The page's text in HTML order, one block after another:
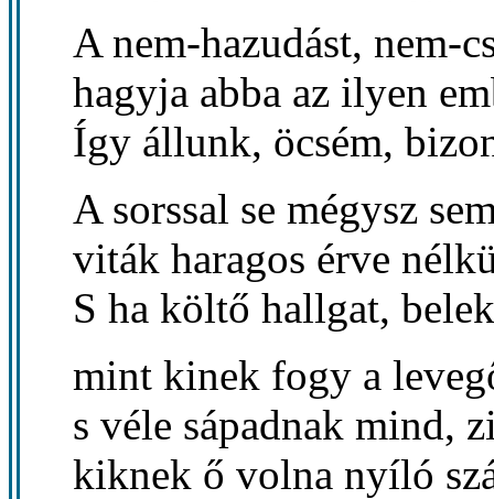
A nem-hazudást, nem-
hagyja abba az ilyen
Így állunk, öcsém,
A sorssal se mégysz
viták haragos érve
S ha költő hallgat,
mint kinek fogy a
s véle sápadnak mind,
kiknek ő volna nyíló